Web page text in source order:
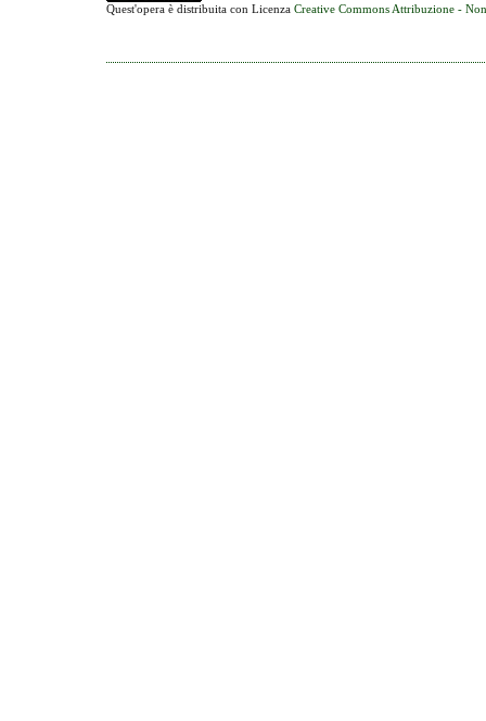
Quest'opera è distribuita con Licenza Creative Commons Attribuzione -